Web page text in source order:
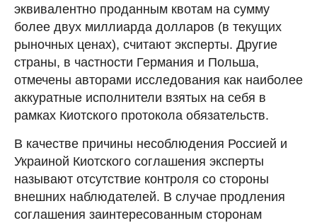
эквивалентно проданным квотам на сумму
более двух миллиарда долларов (в текущих
рыночных ценах), считают эксперты. Другие
страны, в частности Германия и Польша,
отмечены авторами исследования как наиболее
аккуратные исполнители взятых на себя в
рамках Киотского протокола обязательств.
В качестве причины несоблюдения Россией и
Украиной Киотского соглашения эксперты
называют отсутствие контроля со стороны
внешних наблюдателей. В случае продления
соглашения заинтересованным сторонам